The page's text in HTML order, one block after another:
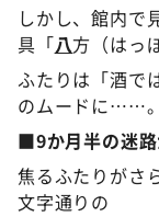
しかし、館内で
具「八方（はっ
ふたりは「酒で
のムードに……。
■9か月半の迷
焦るふたりがさ
文字通りの